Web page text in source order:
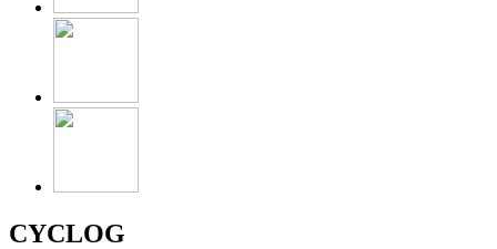
CYCLOG